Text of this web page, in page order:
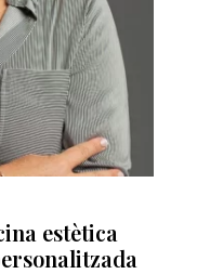
estètica